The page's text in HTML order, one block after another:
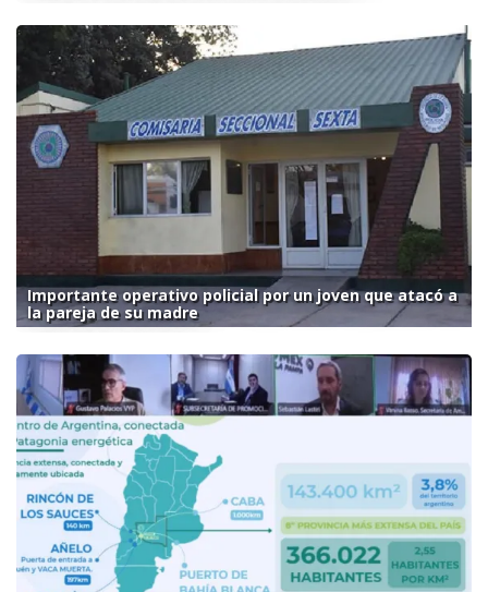
Importante operativo policial por un joven que atacó a
la pareja de su madre